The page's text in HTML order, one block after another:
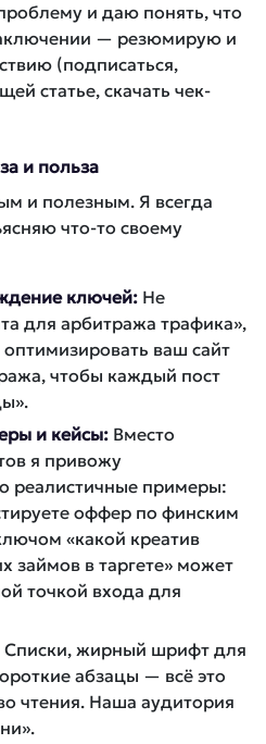
и даю понять, что
— резюмирую и
(подписаться,
статье, скачать чек-
и польза
и полезным. Я всегда
что-то своему
ключей: Не
для арбитража трафика»,
оптимизировать ваш сайт
чтобы каждый пост
и кейсы: Вместо
я привожу
реалистичные примеры:
оффер по финским
«какой креатив
займов в таргете» может
точкой входа для
Списки, жирный шрифт для
абзацы — всё это
чтения. Наша аудитория